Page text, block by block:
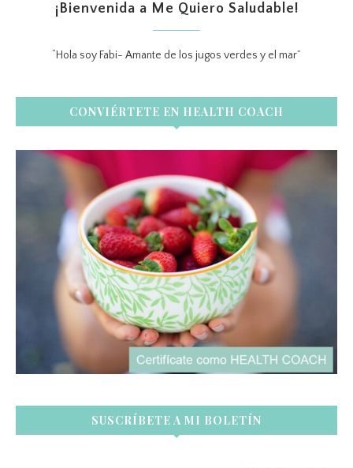
¡Bienvenida a Me Quiero Saludable!
“Hola soy Fabi- Amante de los jugos verdes y el mar”
CONVIÉRTETE EN HEALTH COACH
SUSCRÍBETE A MI BOLETÍN